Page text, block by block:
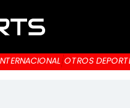
OTROS